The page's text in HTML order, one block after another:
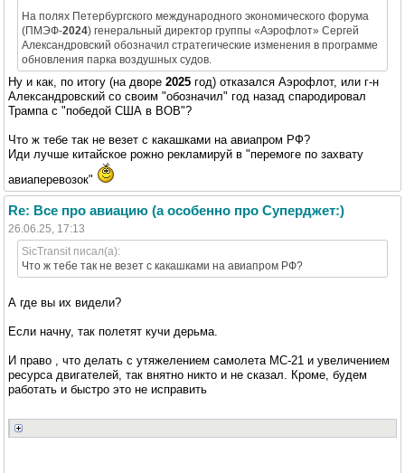
На полях Петербургского международного экономического форума
(ПМЭФ-2024) генеральный директор группы «Аэрофлот» Сергей
Александровский обозначил стратегические изменения в программе
обновления парка воздушных судов.
Ну и как, по итогу (на дворе 2025 год) отказался Аэрофлот, или г-н
Александровский со своим "обозначил" год назад спародировал
Трампа с "победой США в ВОВ"?
Что ж тебе так не везет с какашками на авиапром РФ?
Иди лучше китайское рожно рекламируй в "перемоге по захвату
авиаперевозок"
Re: Все про авиацию (а особенно про Суперджет:)
26.06.25, 17:13
SicTransit писал(а):
Что ж тебе так не везет с какашками на авиапром РФ?
А где вы их видели?
Если начну, так полетят кучи дерьма.
И право , что делать с утяжелением самолета МС-21 и увеличением
ресурса двигателей, так внятно никто и не сказал. Кроме, будем
работать и быстро это не исправить